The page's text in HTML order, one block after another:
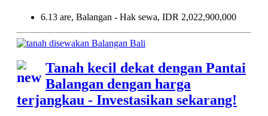
6.13 are, Balangan - Hak sewa, IDR 2,022,900,000
Tanah kecil dekat dengan Pantai
Balangan dengan harga
terjangkau - Investasikan sekarang!